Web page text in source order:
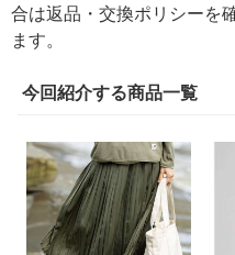
合は返品・交換ポリシーを
ます。
今回紹介する商品一覧